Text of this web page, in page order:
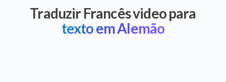
Traduzir Francês video para
texto em Alemão